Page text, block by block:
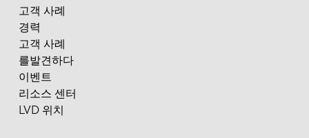
고객 사례
경력
고객 사례
를발견하다
이벤트
리소스 센터
LVD 위치